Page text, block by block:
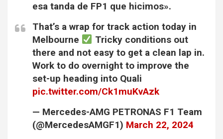
esa tanda de FP1 que hicimos».
That’s a wrap for track action today in
Melbourne
Tricky conditions out
there and not easy to get a clean lap in.
Work to do overnight to improve the
set-up heading into Quali
pic.twitter.com/Ck1muKvAzk
— Mercedes-AMG PETRONAS F1 Team
(@MercedesAMGF1) March 22, 2024